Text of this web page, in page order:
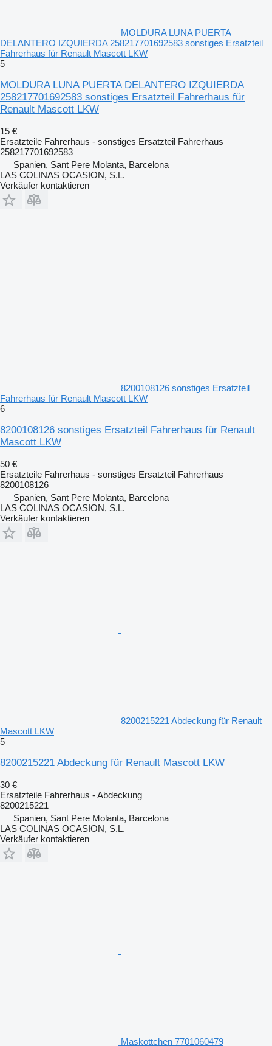
MOLDURA LUNA PUERTA
DELANTERO IZQUIERDA 258217701692583 sonstiges Ersatzteil
Fahrerhaus für Renault Mascott LKW
5
MOLDURA LUNA PUERTA DELANTERO IZQUIERDA
258217701692583 sonstiges Ersatzteil Fahrerhaus für
Renault Mascott LKW
15 €
Ersatzteile Fahrerhaus - sonstiges Ersatzteil Fahrerhaus
258217701692583
Spanien, Sant Pere Molanta, Barcelona
LAS COLINAS OCASION, S.L.
Verkäufer kontaktieren
8200108126 sonstiges Ersatzteil
Fahrerhaus für Renault Mascott LKW
6
8200108126 sonstiges Ersatzteil Fahrerhaus für Renault
Mascott LKW
50 €
Ersatzteile Fahrerhaus - sonstiges Ersatzteil Fahrerhaus
8200108126
Spanien, Sant Pere Molanta, Barcelona
LAS COLINAS OCASION, S.L.
Verkäufer kontaktieren
8200215221 Abdeckung für Renault
Mascott LKW
5
8200215221 Abdeckung für Renault Mascott LKW
30 €
Ersatzteile Fahrerhaus - Abdeckung
8200215221
Spanien, Sant Pere Molanta, Barcelona
LAS COLINAS OCASION, S.L.
Verkäufer kontaktieren
Maskottchen 7701060479